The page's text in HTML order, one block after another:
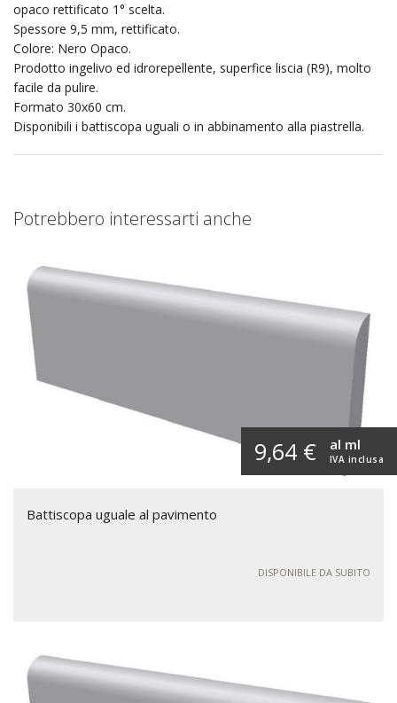
opaco rettificato 1° scelta.
Spessore 9,5 mm, rettificato.
Colore: Nero Opaco.
Prodotto ingelivo ed idrorepellente, superfice liscia (R9), molto
facile da pulire.
Formato 30x60 cm.
Disponibili i battiscopa uguali o in abbinamento alla piastrella.
Potrebbero interessarti anche
9,64 € IVA inclusa
al ml
Battiscopa uguale al pavimento
DISPONIBILE DA SUBITO